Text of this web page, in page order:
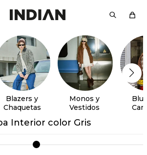
Blazers y
Chaquetas
Monos y
Vestidos
Interior color Gris